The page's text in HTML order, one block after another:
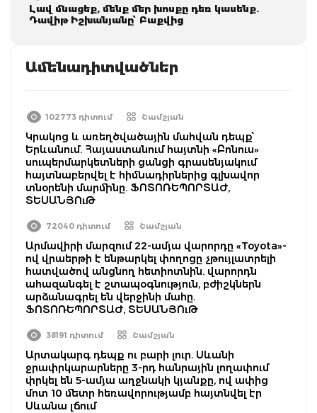
Լավ մնացեք, մենք մեր խոսքը դեռ կասենք.
Դավիթ Իշխանյանը՝ Բաքվից
Ամենադիտվածներ
102773 դիտում Շամշյան
Կրակոց և առեղծվածային մահվան դեպք՝
Երևանում. Հայաստանում հայտնի «Բոնուս»
սուպերմարկետների ցանցի գրասենյակում
հայտնաբերվել է հիմնադիրներից գլխավոր
տնօրենի մարմինը. ՖՈՏՈՌԵՊՈՐՏԱԺ,
ՏԵՍԱՆՅՈւԹ
72040 դիտում Շամշյան
Արմավիրի մարզում 22-ամյա վարորդը «Toyota»-
ով վրաերթի է ենթարկել փողոցը չթույլատրելի
հատվածով անցնող հետիոտնին. վարորդն
ահազանգել է շտապօգնություն, բժիշկներն
արձանագրել են վերջինի մահը.
ՖՈՏՈՌԵՊՈՐՏԱԺ, ՏԵՍԱՆՅՈւԹ
38191 դիտում Շամշյան
Արտակարգ դեպք ու բարի լուր. Սևանի
ջրափրկարարները 3-րդ հանրային լողափում
փրկել են 5-ամյա աղջնակի կյանքը, ով ափից
մոտ 10 մետր հեռավորությամբ հայտնվել էր
Սևանա լճում